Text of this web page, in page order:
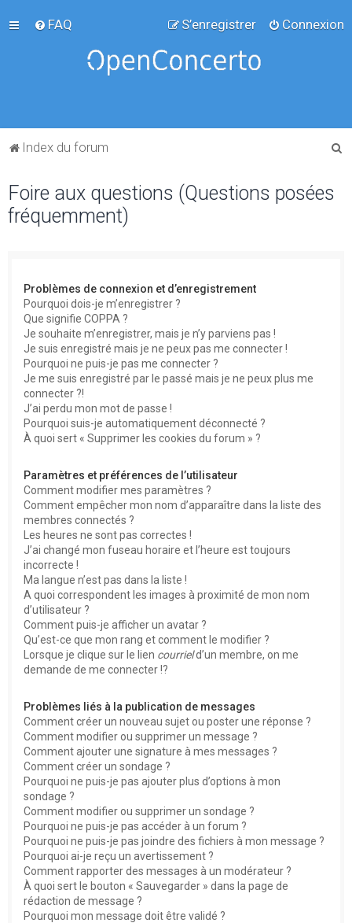
FAQ Connexion
S’enregistrer
Index du forum
Foire aux questions (Questions posées
fréquemment)
Problèmes de connexion et d’enregistrement
Pourquoi dois-je m’enregistrer ?
Que signifie COPPA ?
Je souhaite m’enregistrer, mais je n’y parviens pas !
Je suis enregistré mais je ne peux pas me connecter !
Pourquoi ne puis-je pas me connecter ?
Je me suis enregistré par le passé mais je ne peux plus me
connecter ?!
J’ai perdu mon mot de passe !
Pourquoi suis-je automatiquement déconnecté ?
À quoi sert « Supprimer les cookies du forum » ?
Paramètres et préférences de l’utilisateur
Comment modifier mes paramètres ?
Comment empêcher mon nom d’apparaître dans la liste des
membres connectés ?
Les heures ne sont pas correctes !
J’ai changé mon fuseau horaire et l’heure est toujours
incorrecte !
Ma langue n’est pas dans la liste !
A quoi correspondent les images à proximité de mon nom
d’utilisateur ?
Comment puis-je afficher un avatar ?
Qu’est-ce que mon rang et comment le modifier ?
Lorsque je clique sur le lien courrield’un membre, on me
demande de me connecter !?
Problèmes liés à la publication de messages
Comment créer un nouveau sujet ou poster une réponse ?
Comment modifier ou supprimer un message ?
Comment ajouter une signature à mes messages ?
Comment créer un sondage ?
Pourquoi ne puis-je pas ajouter plus d’options à mon
sondage ?
Comment modifier ou supprimer un sondage ?
Pourquoi ne puis-je pas accéder à un forum ?
Pourquoi ne puis-je pas joindre des fichiers à mon message ?
Pourquoi ai-je reçu un avertissement ?
Comment rapporter des messages à un modérateur ?
À quoi sert le bouton « Sauvegarder » dans la page de
rédaction de message ?
Pourquoi mon message doit être validé ?